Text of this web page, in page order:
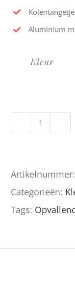
Kolentangetje
Aluminium
Kleur
AMY
Artikelnummer:
Categorieën:
Tags: